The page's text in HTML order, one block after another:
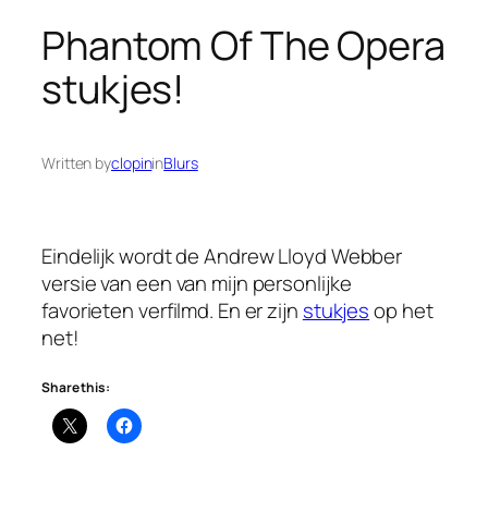
Phantom Of The Opera
stukjes!
Written byclopininBlurs
Eindelijk wordt de Andrew Lloyd Webber
versie van een van mijn personlijke
favorieten verfilmd. En er zijn stukjesop het
net!
Share this: